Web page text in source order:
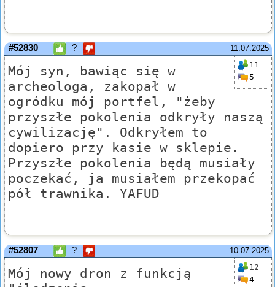
11.07.2025
#52830 ?
11
5
Mój syn, bawiąc się w
archeologa, zakopał w
ogródku mój portfel, "żeby
przyszłe pokolenia odkryły naszą
cywilizację". Odkryłem to
dopiero przy kasie w sklepie.
Przyszłe pokolenia będą musiały
poczekać, ja musiałem przekopać
pół trawnika. YAFUD
10.07.2025
#52807 ?
12
4
Mój nowy dron z funkcją